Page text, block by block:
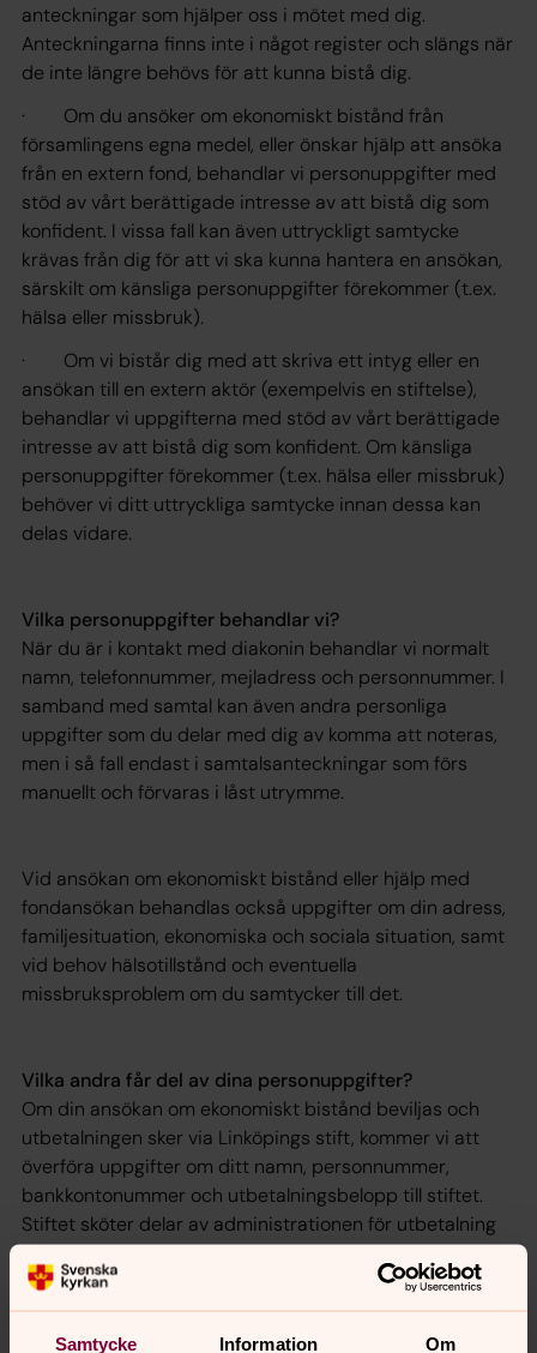
Samtycke Information Om
anteckningar som hjälper oss i mötet med dig.
Anteckningarna finns inte i något register och slängs när
de inte längre behövs för att kunna bistå dig.
· Om du ansöker om ekonomiskt bistånd från
församlingens egna medel, eller önskar hjälp att ansöka
från en extern fond, behandlar vi personuppgifter med
stöd av vårt berättigade intresse av att bistå dig som
konfident. I vissa fall kan även uttryckligt samtycke
krävas från dig för att vi ska kunna hantera en ansökan,
särskilt om känsliga personuppgifter förekommer (t.ex.
hälsa eller missbruk).
· Om vi bistår dig med att skriva ett intyg eller en
ansökan till en extern aktör (exempelvis en stiftelse),
behandlar vi uppgifterna med stöd av vårt berättigade
intresse av att bistå dig som konfident. Om känsliga
personuppgifter förekommer (t.ex. hälsa eller missbruk)
behöver vi ditt uttryckliga samtycke innan dessa kan
delas vidare.
Vilka personuppgifter behandlar vi?
När du är i kontakt med diakonin behandlar vi normalt
namn, telefonnummer, mejladress och personnummer. I
samband med samtal kan även andra personliga
uppgifter som du delar med dig av komma att noteras,
men i så fall endast i samtalsanteckningar som förs
manuellt och förvaras i låst utrymme.
Vid ansökan om ekonomiskt bistånd eller hjälp med
fondansökan behandlas också uppgifter om din adress,
familjesituation, ekonomiska och sociala situation, samt
vid behov hälsotillstånd och eventuella
missbruksproblem om du samtycker till det.
Vilka andra får del av dina personuppgifter?
Om din ansökan om ekonomiskt bistånd beviljas och
utbetalningen sker via Linköpings stift, kommer vi att
överföra uppgifter om ditt namn, personnummer,
bankkontonummer och utbetalningsbelopp till stiftet.
Stiftet sköter delar av administrationen för utbetalning
av diakonala medel. En begränsad krets personer inom
stiftet hanterar dessa uppgifter för att kunna genomföra
utbetalningen. Stiftet lagrar underlagen under den tid
som krävs för att uppfylla lagkrav, exempelvis enligt